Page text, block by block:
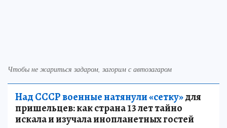
Чтобы не жариться задаром, загорим с автозагаром
Над СССР военные натянули «сетку»для
пришельцев: как страна 13 лет тайно
искала и изучала инопланетных гостей